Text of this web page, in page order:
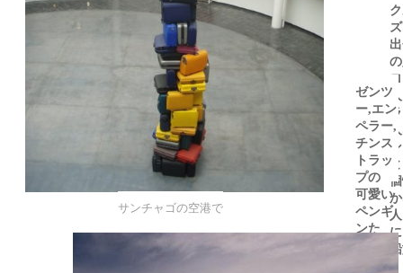
サンチャゴの空港で
ゼンツ
ー,エン
ペラー,
チンス
トラッ
プの
可愛い
ペンギ
ンた
ち
と